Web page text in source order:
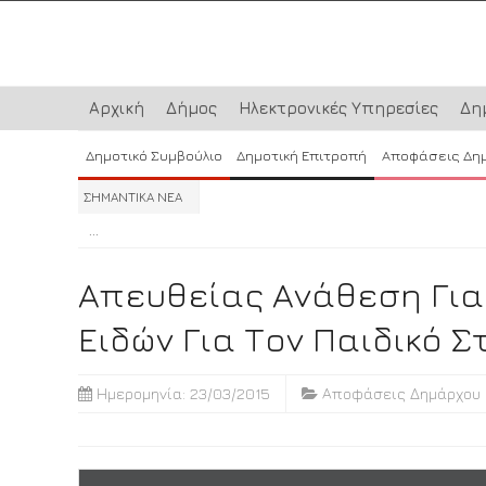
Αρχική Δήμος Ηλεκτρονικές Υπηρεσίες
Δημοτικό Συμβούλιο Δημοτική Επιτροπή Αποφάσεις
ΣΗΜΑΝΤΙΚΑ ΝΕΑ
...
Απευθείας Ανάθεση
Ειδών Για Τον
Ημερομηνία: 23/03/2015 Αποφάσεις Δημάρχου